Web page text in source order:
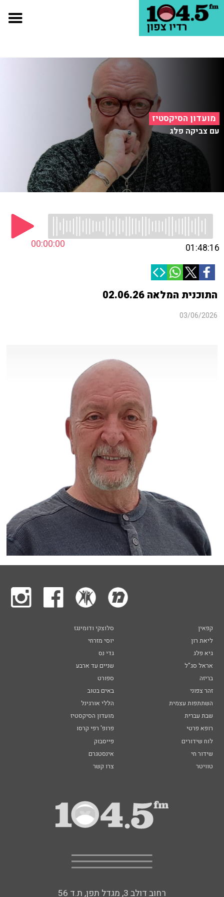
מועדון הסיקסטיז
עם צביקה פלג
00:00:00 01:48:16
התוכנית המלאה 02.06.26
03/06/2026
קפאין
סלוצקי ודומינגז
ליאת רון
יוסי מזרחי
גיא פלג
גדי נס
אראל סג"ל
שניים עד ארבע
בריזה
ספורט
זהר צפוני
באים בטוב
השתתפות עצמית
הללי אורגינל
שבת עברית
מועדון הסיקסטיז
רופא פרטי
פרופ' רפי קרסו
לוח שידורים
פייסבוק
שידור חי
אינסטגרם
טוויטר
צרו קשר
רחוב דולב 3, מגדל תפן, ת.ד 56